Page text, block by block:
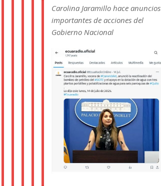
Carolina Jaramillo hace anuncios
importantes de acciones del
Gobierno Nacional